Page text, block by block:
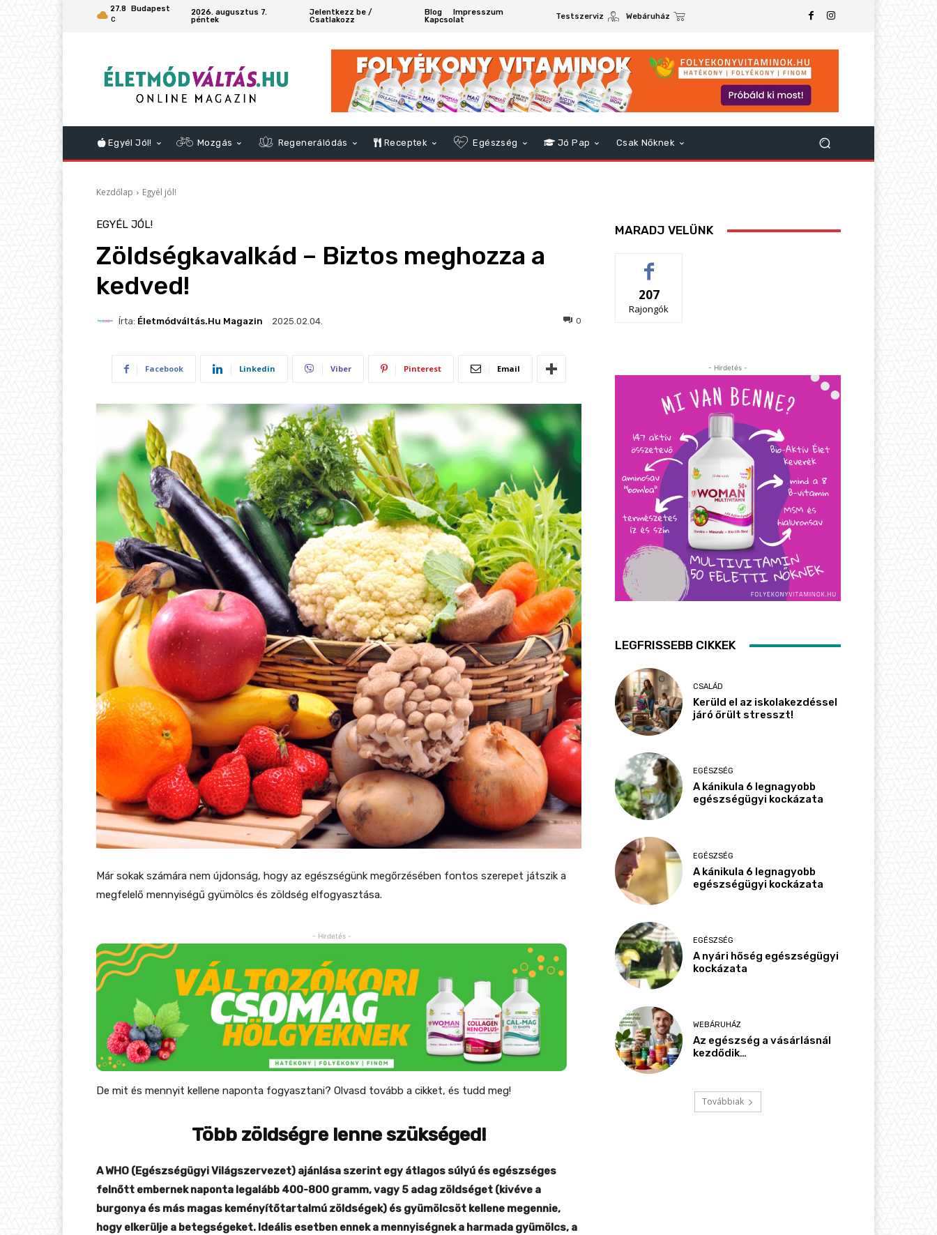
27.8
C
Budapest
2026. augusztus 7.
péntek
Jelentkezz be /
Csatlakozz
Blog
Impresszum
Kapcsolat
Testszerviz Webáruház
Egyél Jól! Mozgás Regenerálódás Receptek Egészség Jó Pap Csak Nőknek
Kezdőlap Egyél jól!
EGYÉL JÓL!
Zöldségkavalkád – Biztos meghozza a
kedved!
Írta: Életmódváltás.hu Magazin 2025.02.04. 0
Facebook Linkedin Viber Pinterest Email
Már sokak számára nem újdonság, hogy az egészségünk megőrzésében fontos szerepet játszik a
megfelelő mennyiségű gyümölcs és zöldség elfogyasztása.
- Hirdetés -
De mit és mennyit kellene naponta fogyasztani? Olvasd tovább a cikket, és tudd meg!
Több zöldségre lenne szükséged!
A WHO (Egészségügyi Világszervezet) ajánlása szerint egy átlagos súlyú és egészséges
felnőtt embernek naponta legalább 400-800 gramm, vagy 5 adag zöldséget (kivéve a
burgonya és más magas keményítőtartalmú zöldségek) és gyümölcsöt kellene megennie,
hogy elkerülje a betegségeket. Ideális esetben ennek a mennyiségnek a harmada gyümölcs, a
MARADJ VELÜNK
207
Rajongók
- Hirdetés -
LEGFRISSEBB CIKKEK
CSALÁD
Kerüld el az iskolakezdéssel
járó őrült stresszt!
EGÉSZSÉG
A kánikula 6 legnagyobb
egészségügyi kockázata
EGÉSZSÉG
A kánikula 6 legnagyobb
egészségügyi kockázata
EGÉSZSÉG
A nyári hőség egészségügyi
kockázata
WEBÁRUHÁZ
Az egészség a vásárlásnál
kezdődik…
Továbbiak